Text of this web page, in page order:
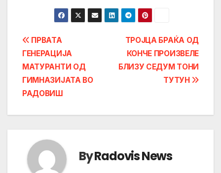
Post
navigation
ТРОЈЦА БРАЌА ОД
КОНЧЕ ПРОИЗВЕЛЕ
БЛИЗУ СЕДУМ ТОНИ
ТУТУН
ПРВАТА
ГЕНЕРАЦИЈА
МАТУРАНТИ ОД
ГИМНАЗИЈАТА ВО
РАДОВИШ
ByRadovis News